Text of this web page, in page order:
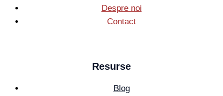
Despre noi
Contact
Resurse
Blog